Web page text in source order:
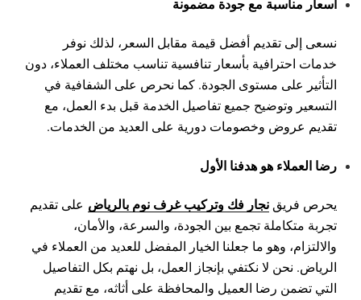
نسعى إلى تقديم أفضل قيمة مقابل السعر، لذلك نوفر
خدمات احترافية بأسعار تنافسية تناسب مختلف العملاء، دون
التأثير على مستوى الجودة. كما نحرص على الشفافية في
التسعير وتوضيح جميع تفاصيل الخدمة قبل بدء العمل، مع
تقديم عروض وخصومات دورية على العديد من الخدمات.
رضا العملاء هو هدفنا الأول
يحرص فريق نجار فك وتركيب غرف نوم بالرياض على تقديم
تجربة متكاملة تجمع بين الجودة، والسرعة، والأمان،
والالتزام، وهو ما جعلنا الخيار المفضل للعديد من العملاء في
الرياض. نحن لا نكتفي بإنجاز العمل، بل نهتم بكل التفاصيل
التي تضمن رضا العميل والمحافظة على أثاثه، مع تقديم